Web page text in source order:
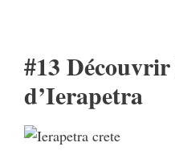
#13
d’Ierapetra